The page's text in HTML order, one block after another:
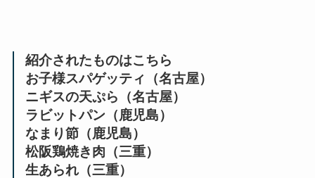
紹介されたものはこちら
お子様スパゲッティ（名古屋）
ニギスの天ぷら（名古屋）
ラビットパン（鹿児島）
なまり節（鹿児島）
松阪鶏焼き肉（三重）
生あられ（三重）